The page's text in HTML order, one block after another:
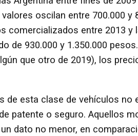
oscilan entre 700.000 y
comercializados entre 2013 y
de 930.000 y 1.350.000
que otro de 2019), los
de esta clase de vehículos no
patente o seguro. Aquellos
dato no menor, en